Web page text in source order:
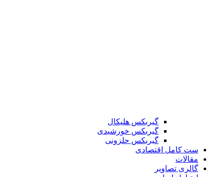
گیربکس هلیکال
گیربکس خورشیدی
گیربکس حلزونی
ست کامل اقتصادی
مقالات
گالری تصاویر